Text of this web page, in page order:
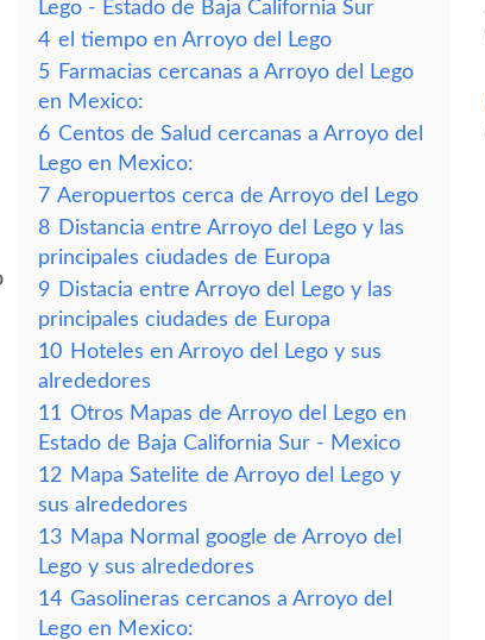
Lego - Estado de Baja California Sur
4 el tiempo en Arroyo del Lego
5 Farmacias cercanas a Arroyo del Lego
en Mexico:
6 Centos de Salud cercanas a Arroyo del
Lego en Mexico:
7 Aeropuertos cerca de Arroyo del Lego
8 Distancia entre Arroyo del Lego y las
principales ciudades de Europa
9 Distacia entre Arroyo del Lego y las
principales ciudades de Europa
10 Hoteles en Arroyo del Lego y sus
alrededores
11 Otros Mapas de Arroyo del Lego en
Estado de Baja California Sur - Mexico
12 Mapa Satelite de Arroyo del Lego y
sus alrededores
13 Mapa Normal google de Arroyo del
Lego y sus alrededores
14 Gasolineras cercanos a Arroyo del
Lego en Mexico: